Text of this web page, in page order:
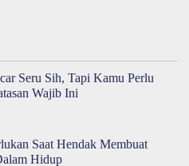
Seru Sih, Tapi Kamu Perlu
Wajib Ini
Saat Hendak Membuat
Hidup